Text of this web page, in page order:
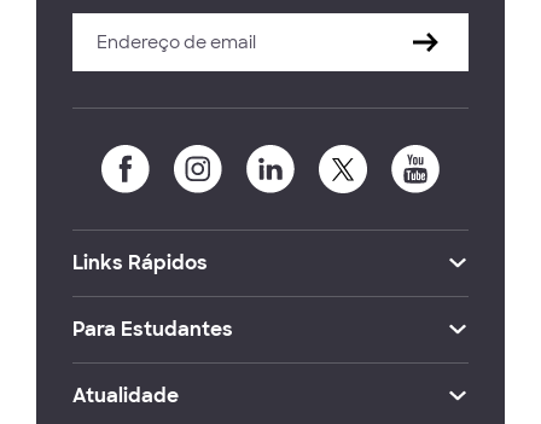
Links Rápidos
Para Estudantes
Atualidade